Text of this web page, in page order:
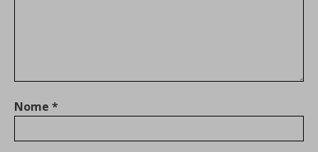
Nome *